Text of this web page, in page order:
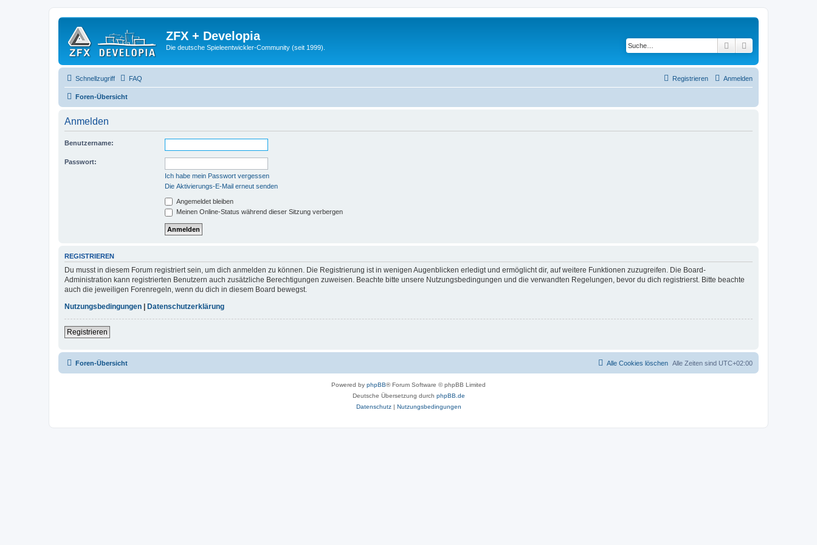
ZFX + Developia
Die deutsche Spieleentwickler-Community (seit 1999). Suche
Schnellzugriff FAQ Anmelden
Registrieren
Foren-Übersicht
Anmelden
Benutzername:
Passwort:
Ich habe mein Passwort vergessen
Die Aktivierungs-E-Mail erneut senden
Angemeldet bleiben
Meinen Online-Status während dieser Sitzung verbergen
REGISTRIEREN
Du musst in diesem Forum registriert sein, um dich anmelden zu können. Die Registrierung ist in wenigen Augenblicken erledigt und ermöglicht dir, auf weitere Funktionen zuzugreifen. Die Board-
Administration kann registrierten Benutzern auch zusätzliche Berechtigungen zuweisen. Beachte bitte unsere Nutzungsbedingungen und die verwandten Regelungen, bevor du dich registrierst. Bitte beachte
auch die jeweiligen Forenregeln, wenn du dich in diesem Board bewegst.
Nutzungsbedingungen
Datenschutzerklärung
Registrieren
Foren-Übersicht Alle Zeiten sind UTC+02:00
Alle Cookies löschen
Powered by phpBB® Forum Software © phpBB Limited
Deutsche Übersetzung durch phpBB.de
Datenschutz| Nutzungsbedingungen